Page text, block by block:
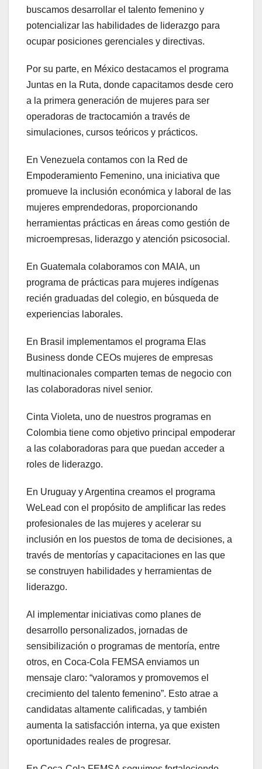
buscamos desarrollar el talento femenino y
potencializar las habilidades de liderazgo para
ocupar posiciones gerenciales y directivas.
Por su parte, en México destacamos el programa
Juntas en la Ruta, donde capacitamos desde cero
a la primera generación de mujeres para ser
operadoras de tractocamión a través de
simulaciones, cursos teóricos y prácticos.
En Venezuela contamos con la Red de
Empoderamiento Femenino, una iniciativa que
promueve la inclusión económica y laboral de las
mujeres emprendedoras, proporcionando
herramientas prácticas en áreas como gestión de
microempresas, liderazgo y atención psicosocial.
En Guatemala colaboramos con MAIA, un
programa de prácticas para mujeres indígenas
recién graduadas del colegio, en búsqueda de
experiencias laborales.
En Brasil implementamos el programa Elas
Business donde CEOs mujeres de empresas
multinacionales comparten temas de negocio con
las colaboradoras nivel senior.
Cinta Violeta, uno de nuestros programas en
Colombia tiene como objetivo principal empoderar
a las colaboradoras para que puedan acceder a
roles de liderazgo.
En Uruguay y Argentina creamos el programa
WeLead con el propósito de amplificar las redes
profesionales de las mujeres y acelerar su
inclusión en los puestos de toma de decisiones, a
través de mentorías y capacitaciones en las que
se construyen habilidades y herramientas de
liderazgo.
Al implementar iniciativas como planes de
desarrollo personalizados, jornadas de
sensibilización o programas de mentoría, entre
otros, en Coca-Cola FEMSA enviamos un
mensaje claro: “valoramos y promovemos el
crecimiento del talento femenino”. Esto atrae a
candidatas altamente calificadas, y también
aumenta la satisfacción interna, ya que existen
oportunidades reales de progresar.